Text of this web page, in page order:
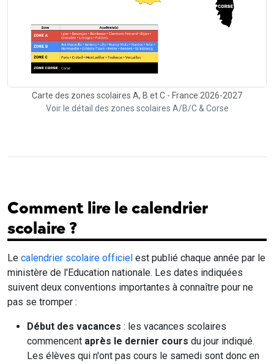
Carte des zones scolaires A, B et C - France 2026-2027
Voir le détail des zones scolaires A/B/C & Corse
Comment lire le calendrier
scolaire ?
Le calendrier scolaire officiel est publié chaque année par le
ministère de l'Education nationale. Les dates indiquées
suivent deux conventions importantes à connaître pour ne
pas se tromper :
Début des vacances : les vacances scolaires
commencent après le dernier cours du jour indiqué.
Les élèves qui n'ont pas cours le samedi sont donc en